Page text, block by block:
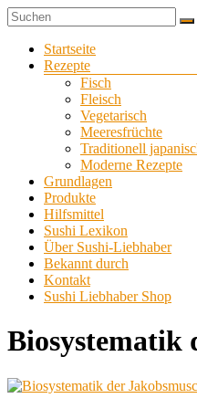
Zum
Inhalt
springen
Sushi-
Liebhaber
Sushi
selber
Menü
Startseite
Rezepte
Fisch
Fleisch
Vegetarisch
Meeresfrüchte
Traditionell
Moderne Rezepte
Grundlagen
Produkte
Hilfsmittel
Sushi Lexikon
Über Sushi-Liebhaber
Bekannt durch
Kontakt
Sushi Liebhaber Shop
Biosystematik